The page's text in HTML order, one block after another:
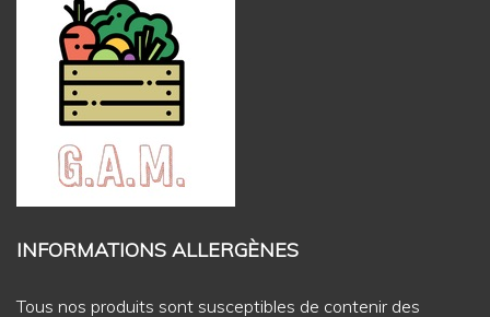
INFORMATIONS ALLERGÈNES
Tous nos produits sont susceptibles de contenir des